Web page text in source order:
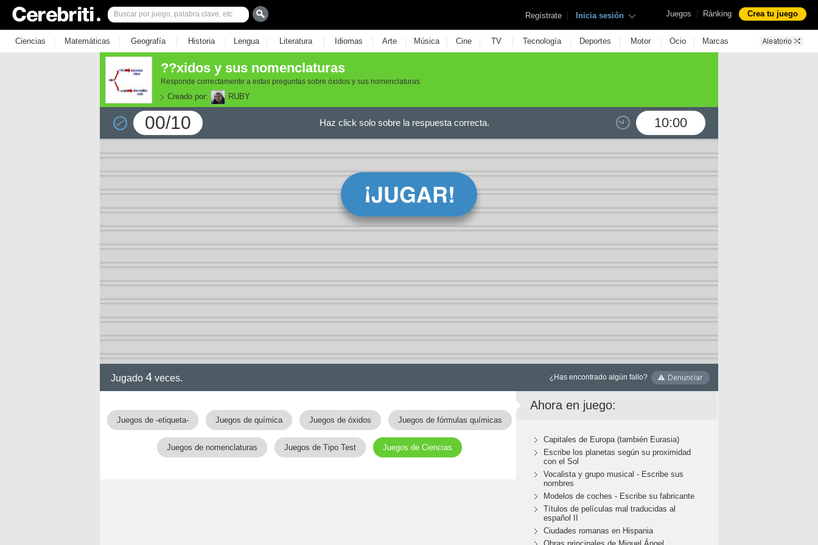
Juegos | Ránking Crea tu juego
Regístrate | Inicia sesión
Ciencias | Matemáticas | Geografía | Historia | Lengua | Literatura | Idiomas | Arte | Música | Cine | TV | Tecnología | Deportes | Motor | Ocio | Marcas
??xidos y sus nomenclaturas
Responde correctamente a estas preguntas sobre óxidos y sus nomenclaturas
Creado por: RUBY
00/10 10:00
Haz click solo sobre la respuesta correcta.
Jugado 4 veces. ¿Has encontrado algún fallo?
Juegos de -etiqueta- Juegos de química Juegos de óxidos Juegos de fórmulas químicas
Juegos de nomenclaturas Juegos de Tipo Test Juegos de Ciencias
Ahora en juego:
Capitales de Europa (también Eurasia)
Escribe los planetas según su proximidad
con el Sol
Vocalista y grupo musical - Escribe sus
nombres
Modelos de coches - Escribe su fabricante
Títulos de películas mal traducidas al
español II
Ciudades romanas en Hispania